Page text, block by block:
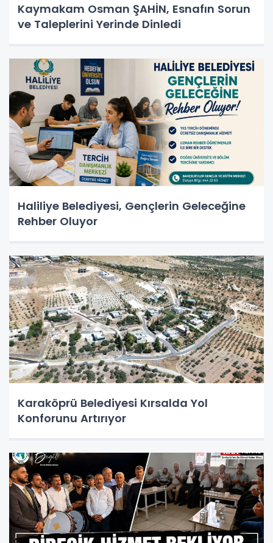
Kaymakam Osman ŞAHİN, Esnafın Sorun
ve Taleplerini Yerinde Dinledi
Haliliye Belediyesi, Gençlerin Geleceğine
Rehber Oluyor
Karaköprü Belediyesi Kırsalda Yol
Konforunu Artırıyor